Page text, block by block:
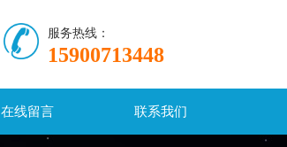
服务热线：
15900713448
在线留言 联系我们